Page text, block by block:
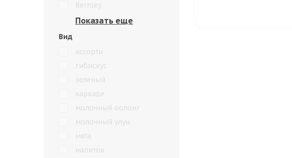
Bernley
Вид
ассорти
гибискус
зеленый
каркаде
молочный оолонг
молочный улун
мята
напиток